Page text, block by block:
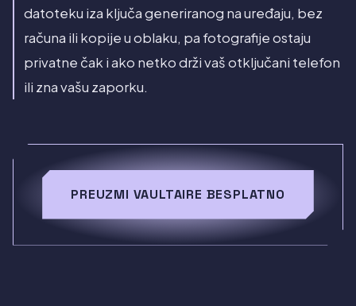
datoteku iza ključa generiranog na uređaju, bez
računa ili kopije u oblaku, pa fotografije ostaju
privatne čak i ako netko drži vaš otključani telefon
ili zna vašu zaporku.
PREUZMI VAULTAIRE BESPLATNO